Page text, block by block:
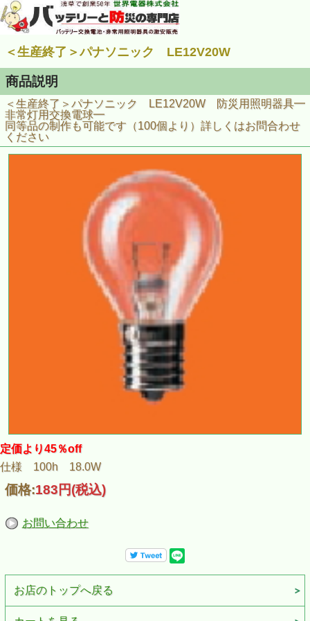
＜生産終了＞パナソニック LE12V20W
商品説明
＜生産終了＞パナソニック LE12V20W 防災用照明器具━
非常灯用交換電球━
同等品の制作も可能です（100個より）詳しくはお問合わせ
ください
定価より45％off
仕様 100h 18.0W
価格:183円(税込)
お問い合わせ
お店のトップへ戻る